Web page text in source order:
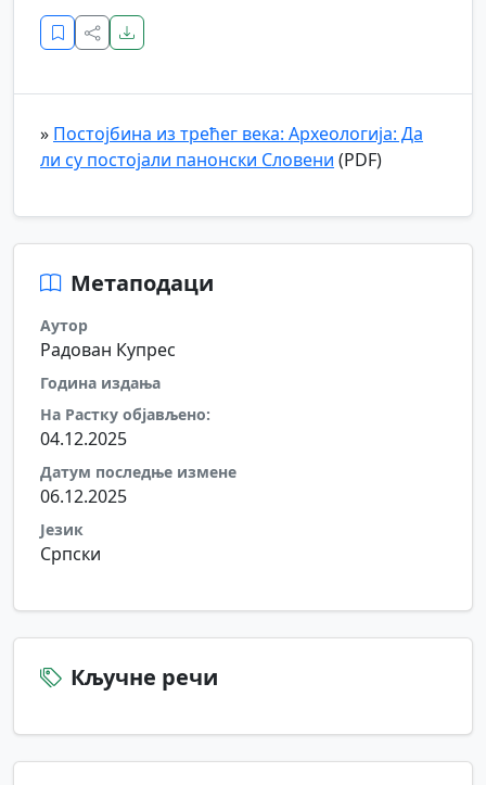
» Постојбина из трећег века: Археологија: Да
ли су постојали панонски Словени (PDF)
Метаподаци
Аутор
Радован Купрес
Година издања
На Растку објављено:
04.12.2025
Датум последње измене
06.12.2025
Језик
Српски
Кључне речи